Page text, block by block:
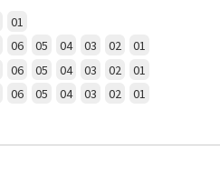
01
06 05 04 03 02 01
06 05 04 03 02 01
06 05 04 03 02
01